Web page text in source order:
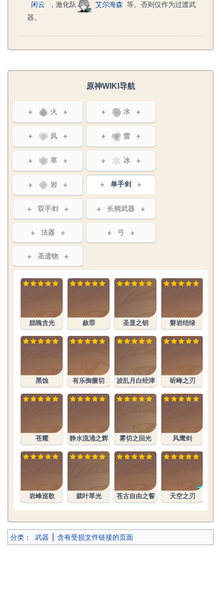
闲云 ，激化队 艾尔海森 等。否则仅作为过渡武
器。
原神WIKI导航
火 水
风 雷
草 冰
岩 单手剑
双手剑 长柄武器
法器 弓
圣遗物
朏魄含光
黑蚀
苍耀
岩峰巡歌
赦罪
有乐御簾切
静水流涌之辉
裁叶萃光
圣显之钥
波乱月白经津
雾切之回光
苍古自由之誓
磐岩结绿
斫峰之刃
风鹰剑
天空之刃
分类 ： 武器 含有受损文件链接的页面